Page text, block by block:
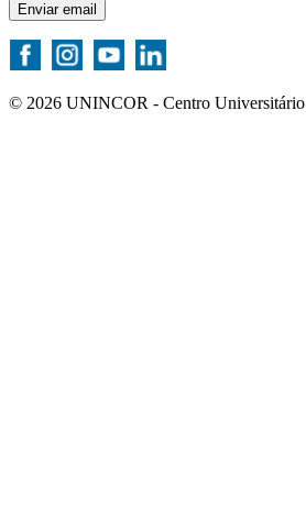
Enviar email
© 2026 UNINCOR - Centro Universitário